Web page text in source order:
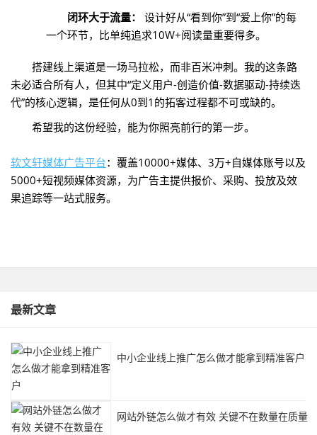
闭环大于流量：
设计好从“看到你”到“爱上你”的每
一个环节，比单纯追求10W+阅读量重要得多。
搭建线上渠道是一场马拉松，而非百米冲刺。我的这条路
未必适合所有人，但其中“定义用户-创造价值-数据驱动-持续迭
代”的核心逻辑，是任何从0到1的拓客过程都不可或缺的。
希望我的这份经验，能为你照亮前行的第一步。
软文轩媒体广告平台：覆盖10000+媒体、3万+自媒体账号以及
5000+短视频媒体资源，为广告主提供报价、采购、投放及效
果追踪等一站式服务‌。
最新文章
中小企业线上推广怎么做才能拿到精准客户
网站外链怎么做才有效 关键不在数量在质量